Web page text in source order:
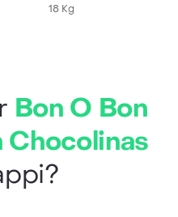
18 Kg
Bon O Bon
Chocolinas